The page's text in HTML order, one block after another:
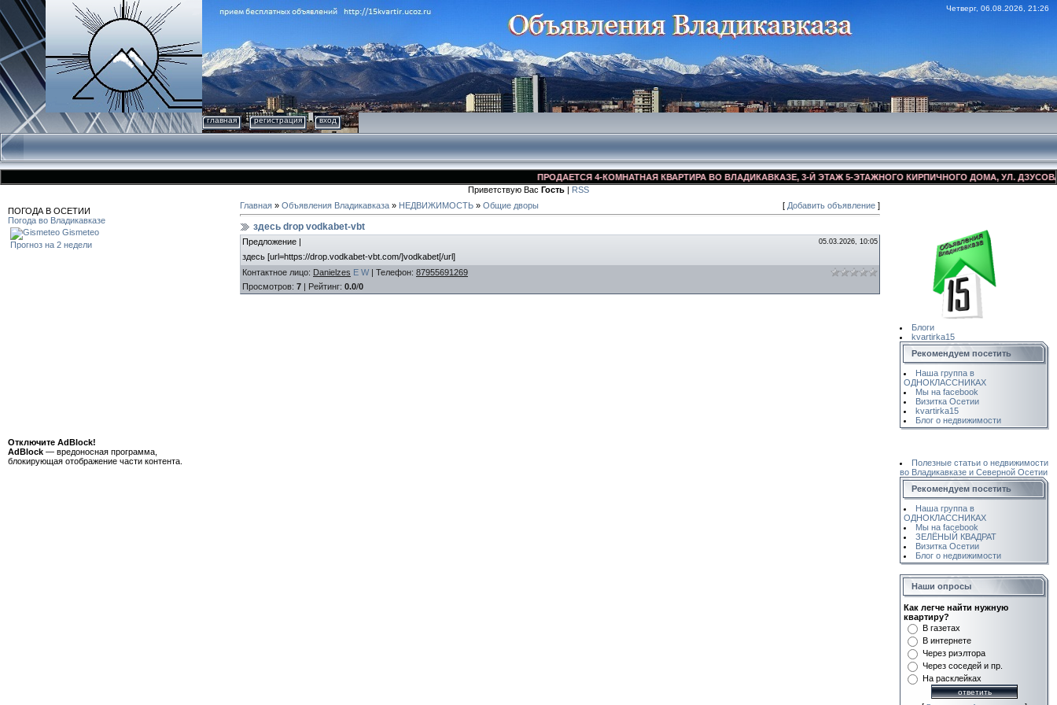
Четверг, 06.08.2026, 21:26
главная регистрация вход
ПРОДАЕТСЯ 4-КОМНАТНАЯ КВАРТИРА ВО ВЛАДИКАВКАЗЕ, 3-Й ЭТАЖ 5-ЭТАЖНОГО КИРПИЧНОГО ДОМА, УЛ. ДЗУСОВА 17/
Приветствую Вас Гость | RSS
ПОГОДА В ОСЕТИИ
Погода во Владикавказе
Gismeteo
Прогноз на 2 недели
Отключите AdBlock!
AdBlock — вредоносная программа,
блокирующая отображение части контента.
Главная » Объявления Владикавказа » НЕДВИЖИМОСТЬ » Общие дворы [ Добавить объявление ]
здесь drop vodkabet-vbt
Предложение | 05.03.2026, 10:05
здесь [url=https://drop.vodkabet-vbt.com/]vodkabet[/url]
Контактное лицо: Danielzes E W | Телефон: 87955691269
Просмотров: 7 | Рейтинг: 0.0/0
Блоги
kvartirka15
Рекомендуем посетить
Наша группа в
ОДНОКЛАССНИКАХ
Мы на facebook
Визитка Осетии
kvartirka15
Блог о недвижимости
Полезные статьи о недвижимости
во Владикавказе и Северной Осетии
Рекомендуем посетить
Наша группа в
ОДНОКЛАССНИКАХ
Мы на facebook
ЗЕЛЁНЫЙ КВАДРАТ
Визитка Осетии
Блог о недвижимости
Наши опросы
Как легче найти нужную
квартиру?
В газетах
В интернете
Через риэлтора
Через соседей и пр.
На расклейках